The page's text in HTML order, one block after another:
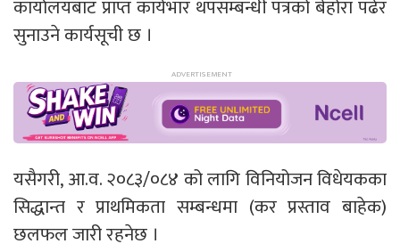
कार्यालयबाट प्राप्त कार्यभार थपसम्बन्धी पत्रको बेहोरा पढेर
सुनाउने कार्यसूची छ ।
यसैगरी, आ.व. २०८३/०८४ को लागि विनियोजन विधेयकका
सिद्धान्त र प्राथमिकता सम्बन्धमा (कर प्रस्ताव बाहेक)
छलफल जारी रहनेछ ।